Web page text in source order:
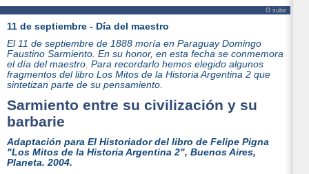
Θ subir
11 de septiembre - Día del maestro
El 11 de septiembre de 1888 moría en Paraguay Domingo
Faustino Sarmiento. En su honor, en esta fecha se conmemora
el día del maestro. Para recordarlo hemos elegido algunos
fragmentos del libro Los Mitos de la Historia Argentina 2 que
sintetizan parte de su pensamiento.
Sarmiento entre su civilización y su
barbarie
Adaptación para El Historiadordel libro de Felipe Pigna
"Los Mitos de la Historia Argentina 2", Buenos Aires,
Planeta. 2004.